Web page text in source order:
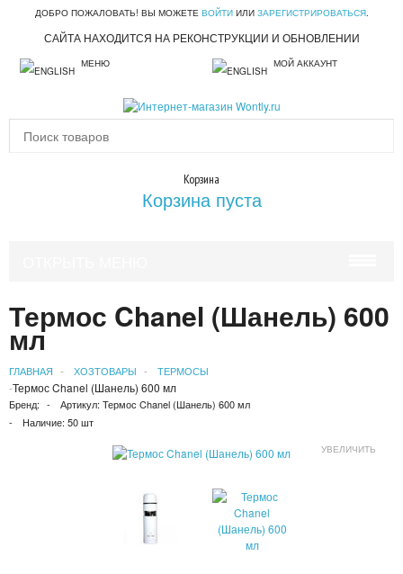
ДОБРО ПОЖАЛОВАТЬ! ВЫ МОЖЕТЕ ВОЙТИИЛИ ЗАРЕГИСТРИРОВАТЬСЯ.
САЙТА НАХОДИТСЯ НА РЕКОНСТРУКЦИИ И ОБНОВЛЕНИИ
МЕНЮ МОЙ АККАУНТ
Корзина
Корзина пуста
УХОД ЗА ВОЛОСАМИ
УХОД ЗА ЛИЦОМ
ПАТЧИ
КОСМЕТИЧЕКСКИЕ МАСКИ
КОРЕЙСКАЯ КОСМЕТИКА
Термос Chanel (Шанель) 600
мл
ГЛАВНАЯ ХОЗТОВАРЫ ТЕРМОСЫ
Термос Chanel (Шанель) 600 мл
Бренд: Артикул: Термос Chanel (Шанель) 600 мл
Наличие: 50 шт
УВЕЛИЧИТЬ